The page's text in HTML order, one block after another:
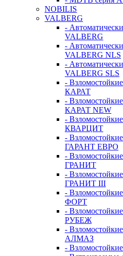
NOBILIS
VALBERG
-
VALBERG
-
VALBERG NLS
-
VALBERG SLS
-
КАРАТ
-
КАРАТ NEW
-
КВАРЦИТ
-
ГАРАНТ ЕВРО
-
ГРАНИТ
-
ГРАНИТ III
-
ФОРТ
-
РУБЕЖ
-
АЛМАЗ
-